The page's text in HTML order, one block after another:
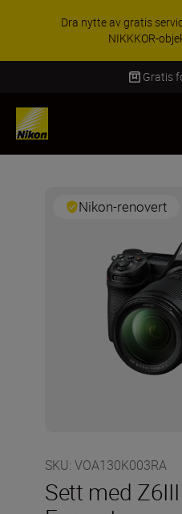
Dra nytte av gratis
NIKKKOR-
Gratis
Nikon-renovert
SKU: VOA130K003RA
Sett med